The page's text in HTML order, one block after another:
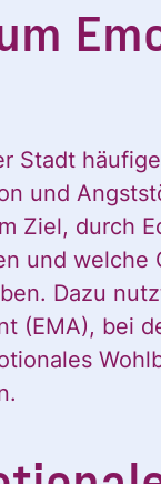
Stadt
und
Ziel, durch
und welche
Dazu
(EMA), bei